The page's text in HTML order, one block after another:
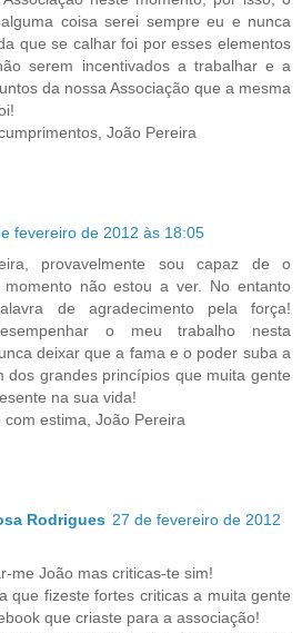
coisa serei sempre eu e nunca
que se calhar foi por esses elementos
serem incentivados a trabalhar e a
da nossa Associação que a mesma
João Pereira
fevereiro de 2012 às 18:05
provavelmente sou capaz de o
não estou a ver. No entanto
de agradecimento pela força!
o meu trabalho nesta
deixar que a fama e o poder suba a
dos grandes princípios que muita gente
na sua vida!
estima, João Pereira
Rodrigues 27 de fevereiro de 2012
me João mas criticas-te sim!
que fizeste fortes criticas a muita gente
que criaste para a associação!